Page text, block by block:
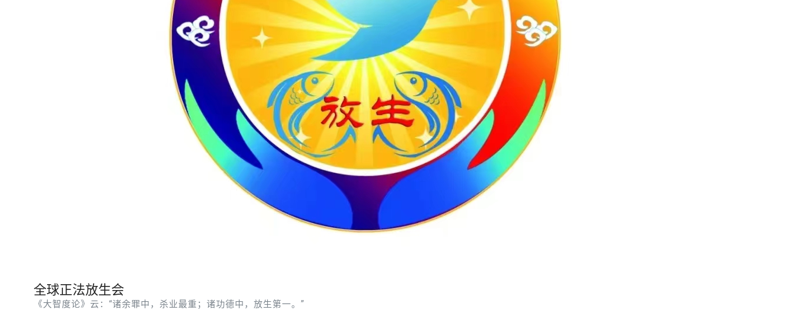
全球正法放生会
《大智度论》云：“诸余罪中，杀业最重；诸功德中，放生第一。”